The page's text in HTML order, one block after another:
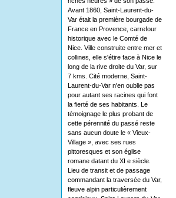
Avant 1860, Saint-Laurent-du-
Var était la première bourgade de
France en Provence, carrefour
historique avec le Comté de
Nice. Ville construite entre mer et
collines, elle s'étire face à Nice le
long de la rive droite du Var, sur
7 kms. Cité moderne, Saint-
Laurent-du-Var n'en oublie pas
pour autant ses racines qui font
la fierté de ses habitants. Le
témoignage le plus probant de
cette pérennité du passé reste
sans aucun doute le « Vieux-
Village », avec ses rues
pittoresques et son église
romane datant du XI e siècle.
Lieu de transit et de passage
commandant la traversée du Var,
fleuve alpin particulièrement